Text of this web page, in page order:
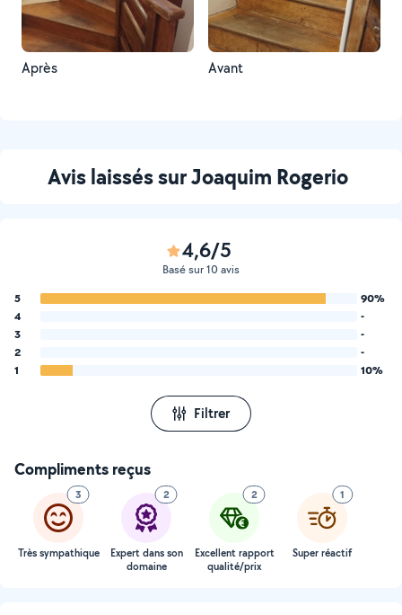
Après Avant
Avis laissés sur Joaquim Rogerio
4,6/5
Basé sur 10 avis
5
90%
4
-
3
-
2
-
1
10%
Filtrer
Compliments reçus
3
Très sympathique
2
Expert dans son
domaine
2
Excellent rapport
qualité/prix
1
Super réactif